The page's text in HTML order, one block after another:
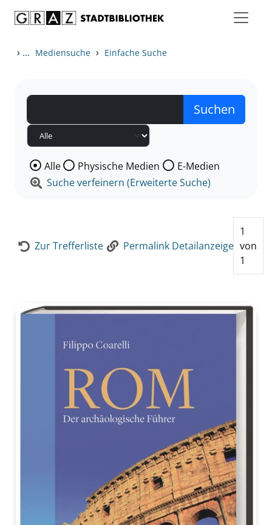
› ... Mediensuche › Einfache Suche
Wählen Sie die Medienart nach der Sie suchen wollen.
Alle Physische Medien
E-Medien
Suche verfeinern (Erweiterte Suche)
Zur Trefferliste Permalink Detailanzeige
1
von
1